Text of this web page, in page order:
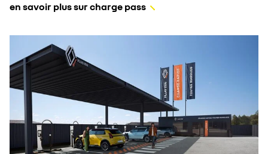
en savoir plus sur charge pass